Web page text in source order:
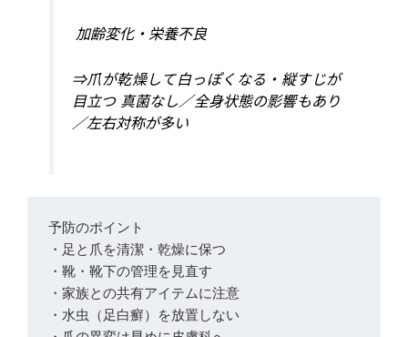
加齢変化・栄養不良
⇒爪が乾燥して白っぽくなる・縦すじが
目立つ 真菌なし／全身状態の影響もあり
／左右対称が多い
予防のポイント
・足と爪を清潔・乾燥に保つ
・靴・靴下の管理を見直す
・家族との共有アイテムに注意
・水虫（足白癬）を放置しない